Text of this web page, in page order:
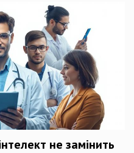
не замінить